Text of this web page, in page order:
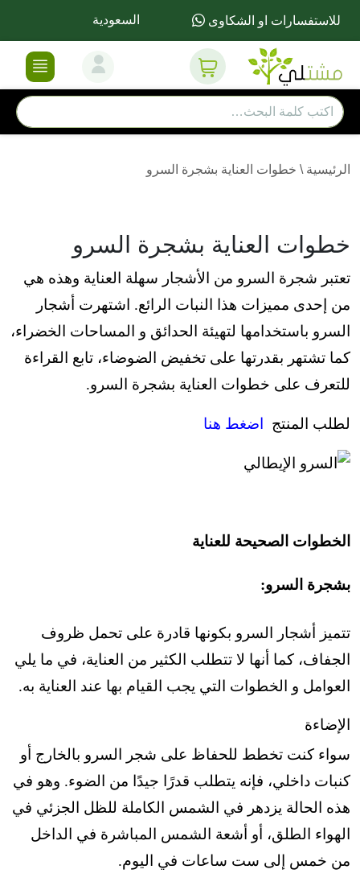
للاستفسارات او الشكاوى السعودية
الرئيسية \ خطوات العناية بشجرة السرو
خطوات العناية بشجرة السرو
تعتبر شجرة السرو من الأشجار سهلة العناية وهذه هي
من إحدى مميزات هذا النبات الرائع. اشتهرت أشجار
السرو باستخدامها لتهيئة الحدائق و المساحات الخضراء،
كما تشتهر بقدرتها على تخفيض الضوضاء، تابع القراءة
للتعرف على خطوات العناية بشجرة السرو.
لطلب المنتج اضغط هنا
الخطوات الصحيحة للعناية
بشجرة السرو:
تتميز أشجار السرو بكونها قادرة على تحمل ظروف
الجفاف، كما أنها لا تتطلب الكثير من العناية، في ما يلي
العوامل و الخطوات التي يجب القيام بها عند العناية به.
الإضاءة
سواء كنت تخطط للحفاظ على شجر السرو بالخارج أو
كنبات داخلي، فإنه يتطلب قدرًا جيدًا من الضوء. وهو في
هذه الحالة يزدهر في الشمس الكاملة للظل الجزئي في
الهواء الطلق،
أو أشعة الشمس المباشرة في الداخل
من خمس إلى ست ساعات في اليوم.